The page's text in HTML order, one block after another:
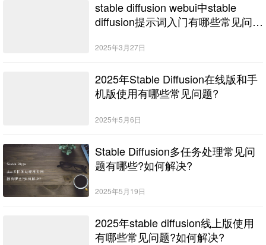
stable diffusion webui中stable
diffusion提示词入门有哪些常见问
2025年3月27日
2025年Stable Diffusion在线版和手
机版使用有哪些常见问题?
2025年5月6日
Stable Diffusion多任务处理常见问
题有哪些?如何解决?
2025年5月19日
2025年stable diffusion线上版使用
有哪些常见问题?如何解决?